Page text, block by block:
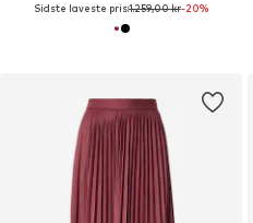
Sidste laveste pris:1.259,00 kr-20%